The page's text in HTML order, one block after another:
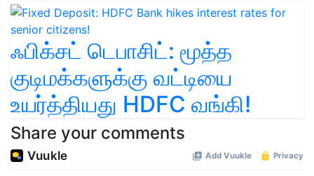
ஃபிக்சட் டெபாசிட்: மூத்த
குடிமக்களுக்கு வட்டியை
உயர்த்தியது HDFC வங்கி!
Share your comments